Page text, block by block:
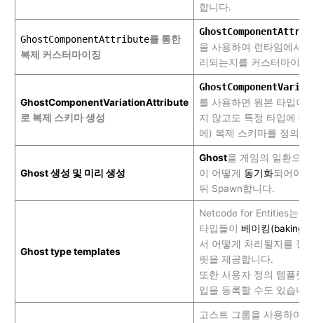
합니다.
GhostComponentAttribute를 통한
복제 커스터마이징
을 사용하여 런타임에서
리되는지를 커스터마이징
GhostComponentVariationAttribute
로 복제 스키마 생성
를 사용하면 원본 타입이
지 않고도 특정 타입에 대
에) 복제 스키마를 정의할
Ghost 생성 및 미리 생성
Ghost을 게임의 일환으
이 어떻게 동기화되어야
뒤 Spawn합니다.
Ghost type templates
Netcode for Entities는 고
타입들이 베이킹(baking)
서 어떻게 처리될지를 정
릿을 제공합니다.
또한 사용자 정의 템플릿
입을 등록할 수도 있습니
고스트 그룹을 사용하여